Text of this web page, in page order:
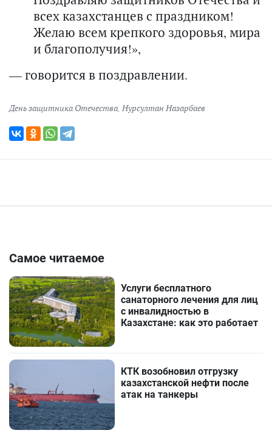
всех казахстанцев с праздником!
Желаю всем крепкого здоровья, мира
и благополучия!»,
— говорится в поздравлении.
День защитника Отечества, Нурсултан Назарбаев
Самое читаемое
Услуги бесплатного
санаторного лечения для лиц
с инвалидностью в
Казахстане: как это работает
КТК возобновил отгрузку
казахстанской нефти после
атак на танкеры